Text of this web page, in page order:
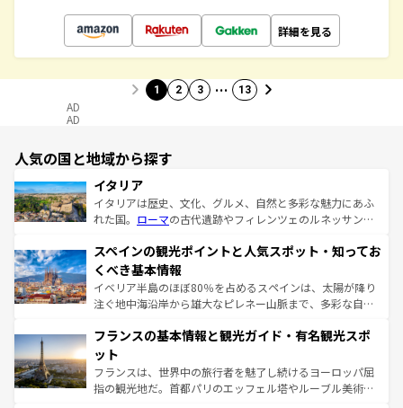
詳細を見る
1 2 3 … 13
AD
AD
人気の国と地域から探す
イタリア
イタリアは歴史、文化、グルメ、自然と多彩な魅力にあふ
れた国。 ローマの古代遺跡やフィレンツェのルネッサンス
ろん、トスカーナの美しい田園風景やアマルフィ海岸の絶
景など、自然景観も見逃せない。観光の合間には、本場の
ピザやパスタなど、絶品のイタリア料理を堪能することも
できる。朝目覚めてから夜眠るまで、すべての瞬間を楽し
なお、新着のイタリア情報はコンテンツ一覧を参照してほ
しい。
スペインの観光ポイントと人気スポット・知ってお
くべき基本情報
イベリア半島のほぼ80％を占めるスペインは、太陽が降り
注ぐ地中海沿岸から雄大なピレネー山脈まで、多彩な自然
文化が根付くこの国では、情熱的なフラメンコ、熱気あふ
れる闘牛、そして美味しいタパスが生活の一部となってい
る。首都マドリードの洗練された雰囲気や、バルセロナの
アートに溢れた街角から、地方では古代ローマ遺跡や中世
フランスの基本情報と観光ガイド・有名観光スポ
ット
フランスは、世界中の旅行者を魅了し続けるヨーロッパ屈
指の観光地だ。首都パリのエッフェル塔やルーブル美術館